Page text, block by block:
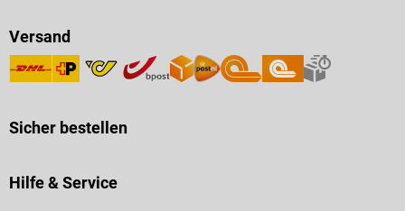
Versand
Sicher bestellen
Hilfe & Service